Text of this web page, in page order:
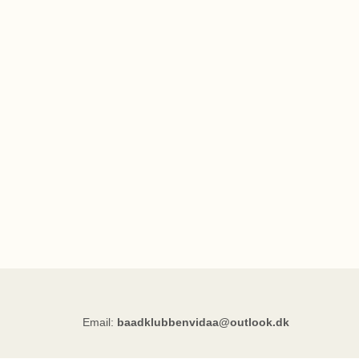
Email: baadklubbenvidaa@outlook.dk